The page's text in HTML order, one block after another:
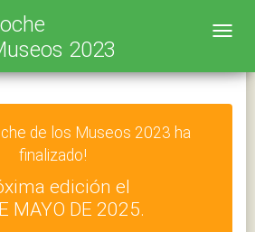
2023
de los Museos 2023 ha
finalizado!
edición el
MAYO DE 2025.